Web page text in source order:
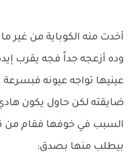
أخدت منه الكوباية من غير
وده أزعجه جداً فجه يقرب
عينيها تواجه عيونه
ضايقته لكن حاول يكون
السبب في خوفها فقام من
بيطلب منها بصدق: